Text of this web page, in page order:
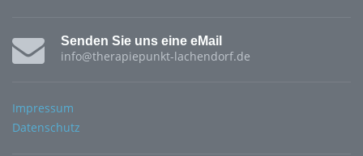
Senden Sie uns eine eMail
info@therapiepunkt-lachendorf.de
Impressum
Datenschutz